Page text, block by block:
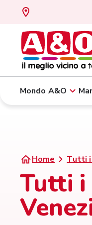
Mondo A&O
Home Tutti i
Tutti i